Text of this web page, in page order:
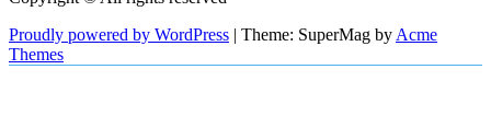
Proudly powered by WordPress | Theme: SuperMag by Acme
Themes